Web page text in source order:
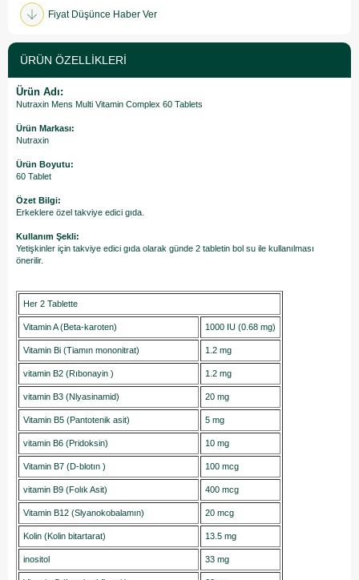
Fiyat Düşünce Haber Ver
ÜRÜN ÖZELLIKLERI
Ürün Adı:
Nutraxin Mens Multi Vitamin Complex 60 Tablets
Ürün Markası:
Nutraxin
Ürün Boyutu:
60 Tablet
Özet Bilgi:
Erkeklere özel takviye edici gıda.
Kullanım Şekli:
Yetişkinler için takviye edici gıda olarak günde 2 tabletin bol su ile kullanılması
önerilir.
Her 2 Tablette
Vitamin A (Beta-karoten) 1000 IU (0.68 mg)
Vitamin Bi (Tiamın mononitrat) 1.2 mg
vitamin B2 (Rıbonayin ) 1.2 mg
vitamin B3 (Nlyasinamid) 20 mg
Vitamin B5 (Pantotenik asit) 5 mg
vitamin B6 (Pridoksin) 10 mg
Vitamin B7 (D-blotın ) 100 mcg
vitamin B9 (Folık Asit) 400 mcg
Vitamin B12 (Slyanokobalamın) 20 mcg
Kolin (Kolin bitartarat) 13.5 mg
inositol 33 mg